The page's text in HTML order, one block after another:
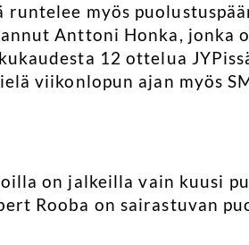
runtelee myös
Anttoni Honka, jonka
12 ottelua
viikonlopun ajan myös
on jalkeilla vain kuusi
Rooba on sairastuvan